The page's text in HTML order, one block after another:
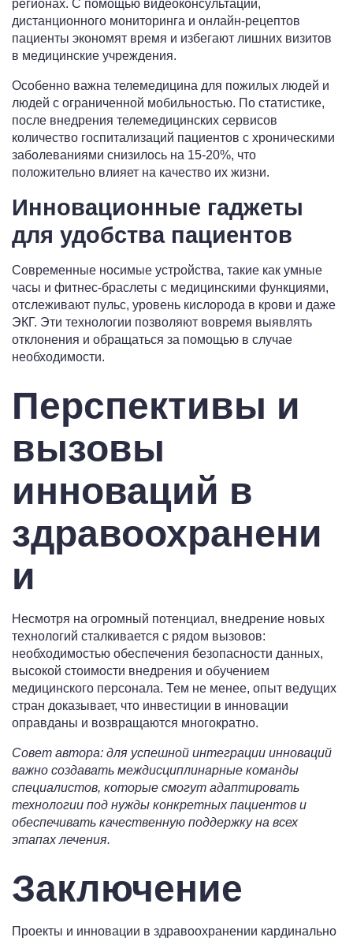
регионах. С помощью видеоконсультаций,
дистанционного мониторинга и онлайн-рецептов
пациенты экономят время и избегают лишних визитов
в медицинские учреждения.
Особенно важна телемедицина для пожилых людей и
людей с ограниченной мобильностью. По статистике,
после внедрения телемедицинских сервисов
количество госпитализаций пациентов с хроническими
заболеваниями снизилось на 15-20%, что
положительно влияет на качество их жизни.
Инновационные гаджеты
для удобства пациентов
Современные носимые устройства, такие как умные
часы и фитнес-браслеты с медицинскими функциями,
отслеживают пульс, уровень кислорода в крови и даже
ЭКГ. Эти технологии позволяют вовремя выявлять
отклонения и обращаться за помощью в случае
необходимости.
Перспективы и
вызовы
инноваций в
здравоохранени
и
Несмотря на огромный потенциал, внедрение новых
технологий сталкивается с рядом вызовов:
необходимостью обеспечения безопасности данных,
высокой стоимости внедрения и обучением
медицинского персонала. Тем не менее, опыт ведущих
стран доказывает, что инвестиции в инновации
оправданы и возвращаются многократно.
Совет автора: для успешной интеграции инноваций
важно создавать междисциплинарные команды
специалистов, которые смогут адаптировать
технологии под нужды конкретных пациентов и
обеспечивать качественную поддержку на всех
этапах лечения.
Заключение
Проекты и инновации в здравоохранении кардинально